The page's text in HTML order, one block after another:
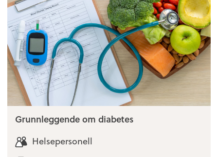
Grunnleggende om diabetes
Helsepersonell